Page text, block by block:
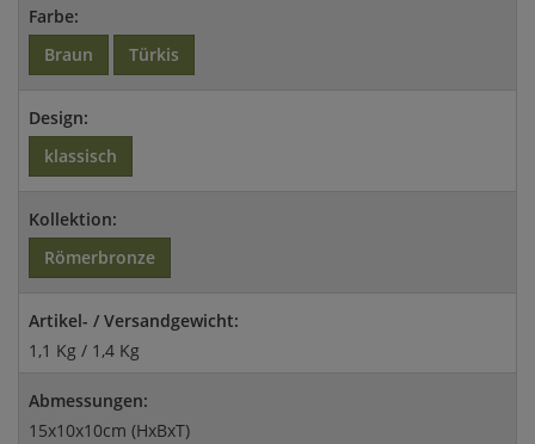
Farbe:
Braun
Türkis
Design:
klassisch
Kollektion:
Römerbronze
Artikel- / Versandgewicht:
1,1 Kg / 1,4 Kg
Abmessungen:
15x10x10cm (HxBxT)